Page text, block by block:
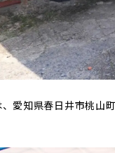
愛知県春日井市桃山